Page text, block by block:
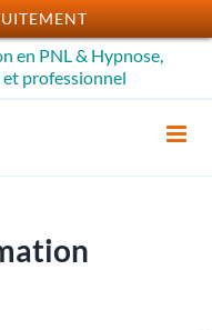
en PNL & Hypnose,
professionnel